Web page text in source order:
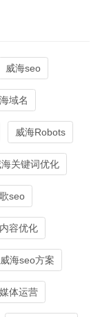
威海seo
域名
威海Robots
海关键词优化
seo
容优化
威海seo方案
体运营